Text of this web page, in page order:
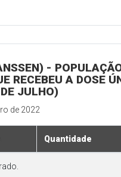
-
RECEBEU A DOSE
JULHO)
de 2022
Quantidade